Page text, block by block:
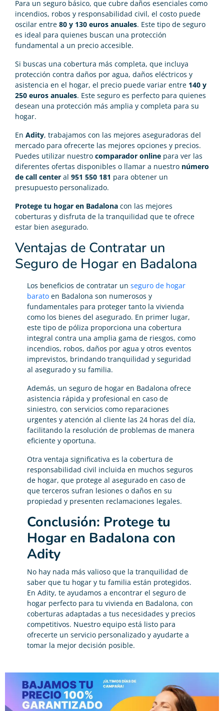
Para un seguro básico, que cubre daños esenciales como
incendios, robos y responsabilidad civil, el costo puede
oscilar entre 80 y 130 euros anuales. Este tipo de seguro
es ideal para quienes buscan una protección
fundamental a un precio accesible.
Si buscas una cobertura más completa, que incluya
protección contra daños por agua, daños eléctricos y
asistencia en el hogar, el precio puede variar entre 140 y
250 euros anuales. Este seguro es perfecto para quienes
desean una protección más amplia y completa para su
hogar.
En Adity, trabajamos con las mejores aseguradoras del
mercado para ofrecerte las mejores opciones y precios.
Puedes utilizar nuestro comparador online para ver las
diferentes ofertas disponibles o llamar a nuestro número
de call center al 951 550 181 para obtener un
presupuesto personalizado.
Protege tu hogar en Badalona con las mejores
coberturas y disfruta de la tranquilidad que te ofrece
estar bien asegurado.
Ventajas de Contratar un
Seguro de Hogar en Badalona
Los beneficios de contratar un seguro de hogar
barato en Badalona son numerosos y
fundamentales para proteger tanto la vivienda
como los bienes del asegurado. En primer lugar,
este tipo de póliza proporciona una cobertura
integral contra una amplia gama de riesgos, como
incendios, robos, daños por agua y otros eventos
imprevistos, brindando tranquilidad y seguridad
al asegurado y su familia.
Además, un seguro de hogar en Badalona ofrece
asistencia rápida y profesional en caso de
siniestro, con servicios como reparaciones
urgentes y atención al cliente las 24 horas del día,
facilitando la resolución de problemas de manera
eficiente y oportuna.
Otra ventaja significativa es la cobertura de
responsabilidad civil incluida en muchos seguros
de hogar, que protege al asegurado en caso de
que terceros sufran lesiones o daños en su
propiedad y presenten reclamaciones legales.
Conclusión: Protege tu
Hogar en Badalona con
Adity
No hay nada más valioso que la tranquilidad de
saber que tu hogar y tu familia están protegidos.
En Adity, te ayudamos a encontrar el seguro de
hogar perfecto para tu vivienda en Badalona, con
coberturas adaptadas a tus necesidades y precios
competitivos. Nuestro equipo está listo para
ofrecerte un servicio personalizado y ayudarte a
tomar la mejor decisión posible.